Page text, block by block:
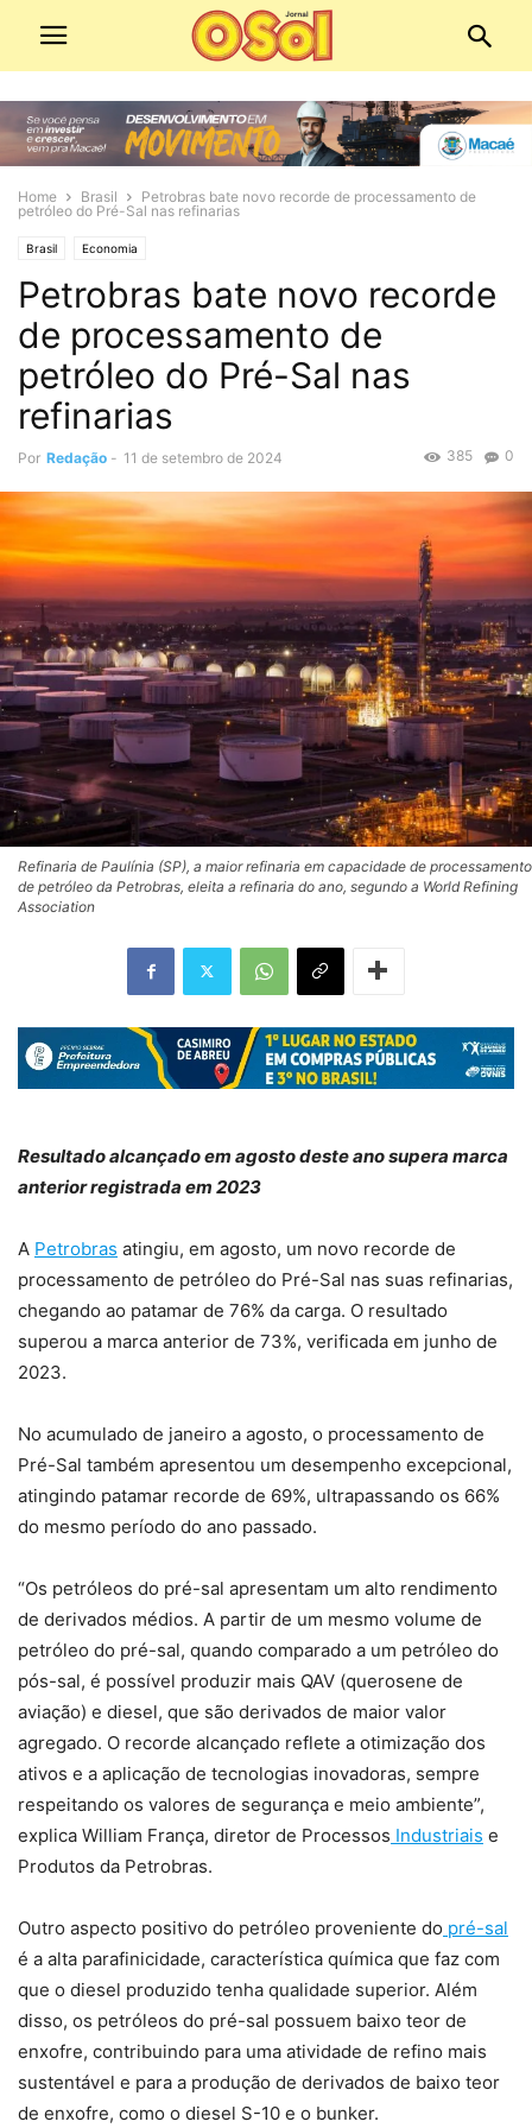
Home Brasil
Petrobras bate novo recorde de processamento de
petróleo do Pré-Sal nas refinarias
Brasil Economia
Petrobras bate novo recorde
de processamento de
petróleo do Pré-Sal nas
refinarias
Por Redação - 11 de setembro de 2024 0
385
Refinaria de Paulínia (SP), a maior refinaria em capacidade de processamento
de petróleo da Petrobras, eleita a refinaria do ano, segundo a World Refining
Association
Resultado alcançado em agosto deste ano supera marca
anterior registrada em 2023
A Petrobras atingiu, em agosto, um novo recorde de
processamento de petróleo do Pré-Sal nas suas refinarias,
chegando ao patamar de 76% da carga. O resultado
superou a marca anterior de 73%, verificada em junho de
2023.
No acumulado de janeiro a agosto, o processamento de
Pré-Sal também apresentou um desempenho excepcional,
atingindo patamar recorde de 69%, ultrapassando os 66%
do mesmo período do ano passado.
“Os petróleos do pré-sal apresentam um alto rendimento
de derivados médios. A partir de um mesmo volume de
petróleo do pré-sal, quando comparado a um petróleo do
pós-sal, é possível produzir mais QAV (querosene de
aviação) e diesel, que são derivados de maior valor
agregado. O recorde alcançado reflete a otimização dos
ativos e a aplicação de tecnologias inovadoras, sempre
respeitando os valores de segurança e meio ambiente”,
explica William França, diretor de Processos Industriais e
Produtos da Petrobras.
Outro aspecto positivo do petróleo proveniente do pré-sal
é a alta parafinicidade, característica química que faz com
que o diesel produzido tenha qualidade superior. Além
disso, os petróleos do pré-sal possuem baixo teor de
enxofre, contribuindo para uma atividade de refino mais
sustentável e para a produção de derivados de baixo teor
de enxofre, como o diesel S-10 e o bunker.